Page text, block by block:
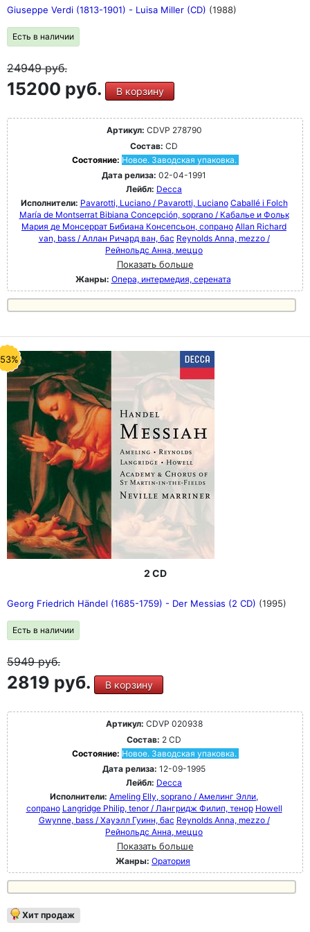
Giuseppe Verdi (1813-1901) - Luisa Miller (CD) (1988)
Есть в наличии
24949руб.
15200 руб. В корзину
Артикул: CDVP 278790
Состав: CD
Состояние: Новое. Заводская упаковка.
Дата релиза: 02-04-1991
Лейбл: Decca
Исполнители: Pavarotti, Luciano / Pavarotti, Luciano Caballé i Folch
María de Montserrat Bibiana Concepción, soprano / Кабалье и Фольк
Мария де Монсеррат Бибиана Консепсьон, сопрано Allan Richard
van, bass / Аллан Ричард ван, бас Reynolds Anna, mezzo /
Рейнольдс Анна, меццо
Показать больше
Жанры: Опера, интермедия, серената
2 CD
Georg Friedrich Händel (1685-1759) - Der Messias (2 CD) (1995)
Есть в наличии
5949руб.
2819 руб. В корзину
Артикул: CDVP 020938
Состав: 2 CD
Состояние: Новое. Заводская упаковка.
Дата релиза: 12-09-1995
Лейбл: Decca
Исполнители: Ameling Elly, soprano / Амелинг Элли,
сопрано Langridge Philip, tenor / Лангридж Филип, тенор Howell
Gwynne, bass / Хауэлл Гуинн, бас Reynolds Anna, mezzo /
Рейнольдс Анна, меццо
Показать больше
Жанры: Оратория
Хит продаж